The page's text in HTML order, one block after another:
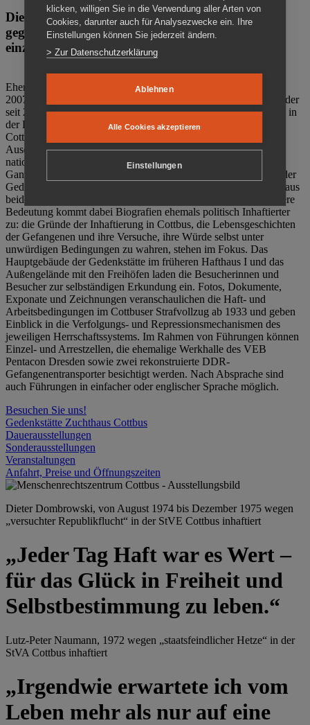
Die Gedenkstätte Zuchthaus Cottbus ist ein Ort
gegen das Vergessen. Anschaulich, nah und
einzigartig.
Ehemalige politische Häftlinge der DDR gründeten im Oktober
2007 den Verein Menschenrechtszentrum Cottbus e. V. (MRZ), der
seit 2011 Eigentümer des ehemaligen Gefängnisses (1860-2002) in
der Bautzener Straße und Träger der Gedenkstätte Zuchthaus
Cottbus ist. Im Zentrum der Arbeit der Gedenkstätte steht die
Auseinandersetzung mit politischem Unrecht während der
nationalsozialistischen Terrorherrschaft und der SED-Diktatur.
Ganzjährig zeigen mehrere Dauer- und Sonderausstellungen in der
Gedenkstätte Zuchthaus Cottbus Beispiele politischen Unrechts aus
beiden deutschen Diktaturen des 20. Jahrhunderts. Eine besondere
Bedeutung kommt dabei Biografien ehemals politisch Inhaftierter
zu: die Gründe der Inhaftierung in Cottbus, die Lebensgeschichten
der Gefangenen und ihre Versuche, ihre Würde selbst unter
unwürdigen Bedingungen zu wahren, stehen im Fokus. Das
Hauptgebäude der Gedenkstätte im früheren Hafthaus I und das
Außengelände mit den Freihöfen laden die Besucherinnen und
Besucher zur selbständigen Erkundung ein. Fotos, Dokumente,
Exponate und Zeichnungen veranschaulichen die Haft- und
Arbeitsbedingungen im Cottbuser Strafvollzug ab 1933 und geben
Einblick in die Verfolgungs- und Repressionsmechanismen des
jeweiligen Herrschaftssystems. Im Rahmen von Führungen können
Einzel- und Arrestzellen, die ehemalige Werkhalle des VEB
Pentacon Dresden sowie zwei rekonstruierte DDR-
Gefangenentransporter besichtigt werden. Nach Absprache sind
auch Führungen in einfacher oder englischer Sprache möglich.
Besuchen Sie uns!
Gedenkstätte Zuchthaus Cottbus
Dauerausstellungen
Sonderausstellungen
Veranstaltungen
Anfahrt, Preise und Öffnungszeiten
Dieter Dombrowski, von August 1974 bis Dezember 1975 wegen
„versuchter Republikflucht“ in der StVE Cottbus inhaftiert
„Jeder Tag Haft war es Wert –
für das Glück in Freiheit und
Selbstbestimmung zu leben.“
Lutz-Peter Naumann, 1972 wegen „staatsfeindlicher Hetze“ in der
StVA Cottbus inhaftiert
„Irgendwie erwartete ich vom
Leben mehr als nur auf eine
klicken, willigen Sie in die Verwendung aller Arten von
Cookies, darunter auch für Analysezwecke ein. Ihre
Einstellungen können Sie jederzeit ändern.
> Zur Datenschutzerklärung
Ablehnen
Alle Cookies akzeptieren
Einstellungen